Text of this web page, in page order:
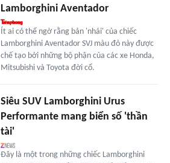
Lamborghini Aventador
Ít ai có thể ngờ rằng bản 'nhái' của chiếc
Lamborghini Aventador SVJ màu đỏ này được
chế tạo bởi những bộ phận của các xe Honda,
Mitsubishi và Toyota đời cổ.
Siêu SUV Lamborghini Urus
Performante mang biển số 'thần
tài'
Đây là một trong những chiếc Lamborghini